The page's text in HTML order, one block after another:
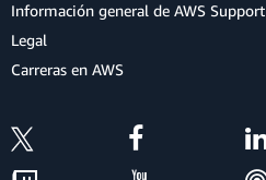
Información general de AWS Support
Legal
Carreras en AWS